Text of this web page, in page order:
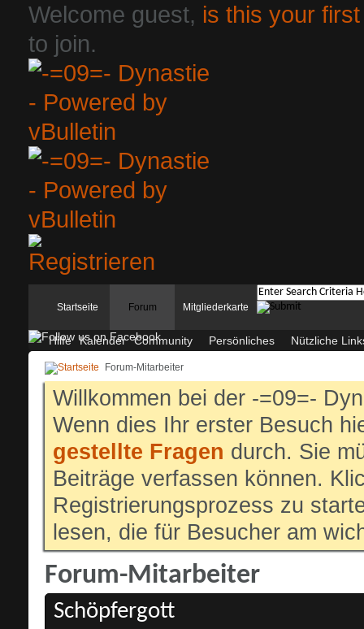
Welcome guest, is this your
to join.
Startseite Forum
Hilfe Kalender Community Persönliches Nützliche
Mitgliederkarte
Forum-Mitarbeiter
Willkommen bei der -=09=-
Wenn dies Ihr erster Besuch
gestellte Fragen durch. Sie
Beiträge verfassen können.
Registrierungsprozess zu
lesen, die für Besucher am
Forum-Mitarbeiter
Schöpfergott